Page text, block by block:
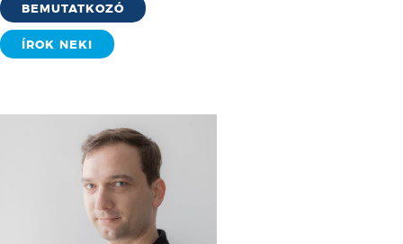
BEMUTATKOZÓ
ÍROK NEKI